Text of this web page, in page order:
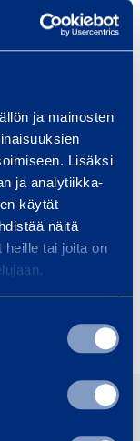
ja mainosten
Lisäksi
ja analytiikka-
käytät
näitä
heille tai joita on
Ltd,